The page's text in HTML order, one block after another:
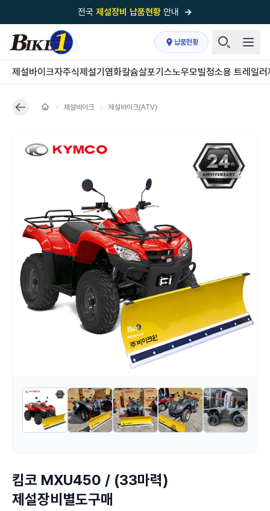
전국 제설장비 납품현황 안내 →
국내 1위 제설장비 제작 전문업체 (주)바이크원
제설 현장의 정답!다목적 차량의 표준!
전국제설장비 납품현황안내→
'국내 유일'의 특허 제설 시스템
납품현황
제설바이크자주식제설기 염화칼슘살포기 스노우모빌청소용 트레일러
제설바이크 제설바이크(ATV)
킴코 MXU450 / (33마력)
제설장비별도구매